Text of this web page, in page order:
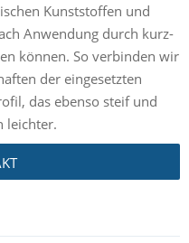
Kunststoffen und
Anwendung durch kurz-
können. So verbinden wir
der eingesetzten
das ebenso steif und
leichter.